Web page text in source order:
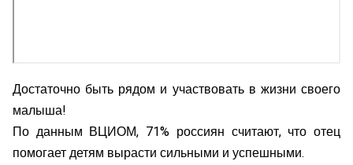
Достаточно быть рядом и участвовать в жизни своего
малыша!
По данным ВЦИОМ, 71% россиян считают, что отец
помогает детям вырасти сильными и успешными.